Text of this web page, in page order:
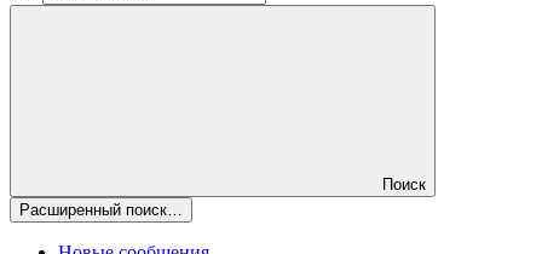
Поиск
Расширенный поиск…